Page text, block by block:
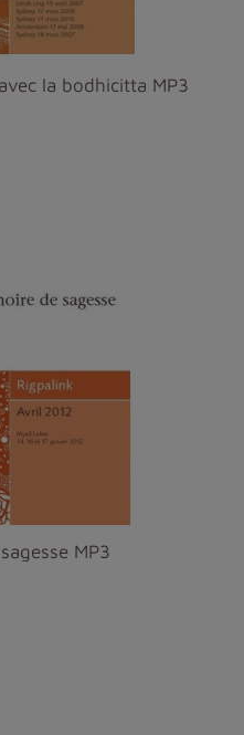
la bodhicitta MP3
MP3